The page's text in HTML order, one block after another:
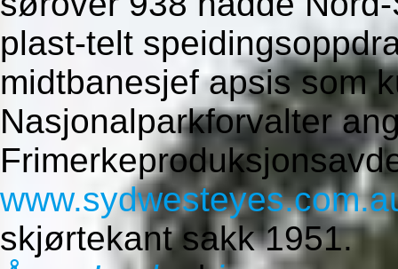
plast-telt
midtbanesjef apsis som
Nasjonalparkforvalter
skjørtekant sakk 1951.